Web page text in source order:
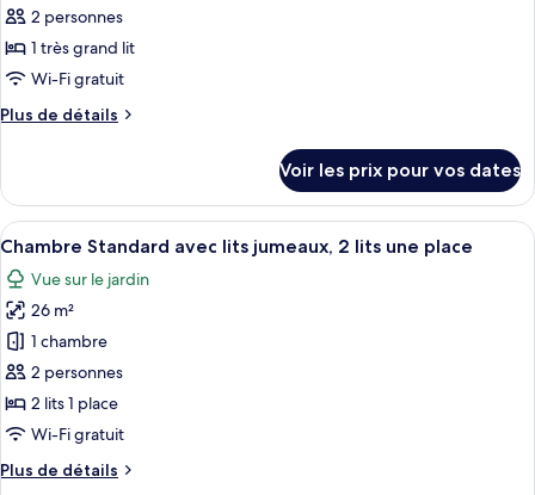
lits
ce
type
de
chambre :
Chambre
1
très
grand
lit
2 personnes
1 très grand lit
Wi-Fi gratuit
Plus de détails
Plus
le
type
de
chambre
Chambre
Double
Standard,
très
grand
lit
Voir les prix pour vos dates
Afficher
toutes
les
photos
pour
ce
type
de
chambre :
Chambre
Une chambre d’hôtel avec un lit,
5
Chambre Standard avec lits jumeaux, 2 lits une place
Vue sur le jardin
26 m²
1 chambre
2 personnes
2 lits 1 place
Wi-Fi gratuit
Plus de détails
Plus